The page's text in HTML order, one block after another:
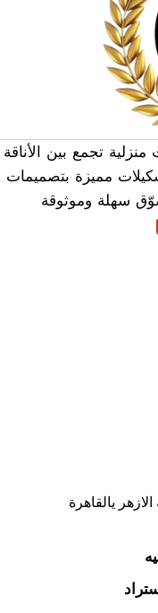
تجمع بين الأناقة
مميزة بتصميمات
سهلة وموثوقة